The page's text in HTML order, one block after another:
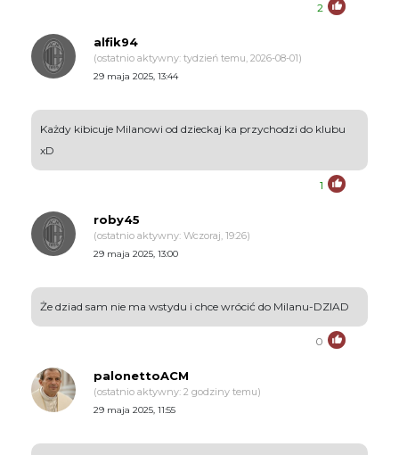
2
alfik94
(ostatnio aktywny: tydzień temu, 2026-08-01)
29 maja 2025, 13:44
Każdy kibicuje Milanowi od dzieckaj ka przychodzi do klubu
xD
1
roby45
(ostatnio aktywny: Wczoraj, 19:26)
29 maja 2025, 13:00
Że dziad sam nie ma wstydu i chce wrócić do Milanu-DZIAD
0
palonettoACM
(ostatnio aktywny: 2 godziny temu)
29 maja 2025, 11:55